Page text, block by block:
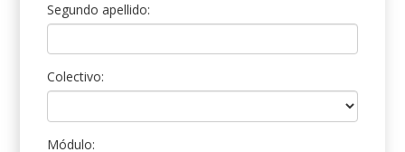
Segundo apellido:
Colectivo:
Módulo: